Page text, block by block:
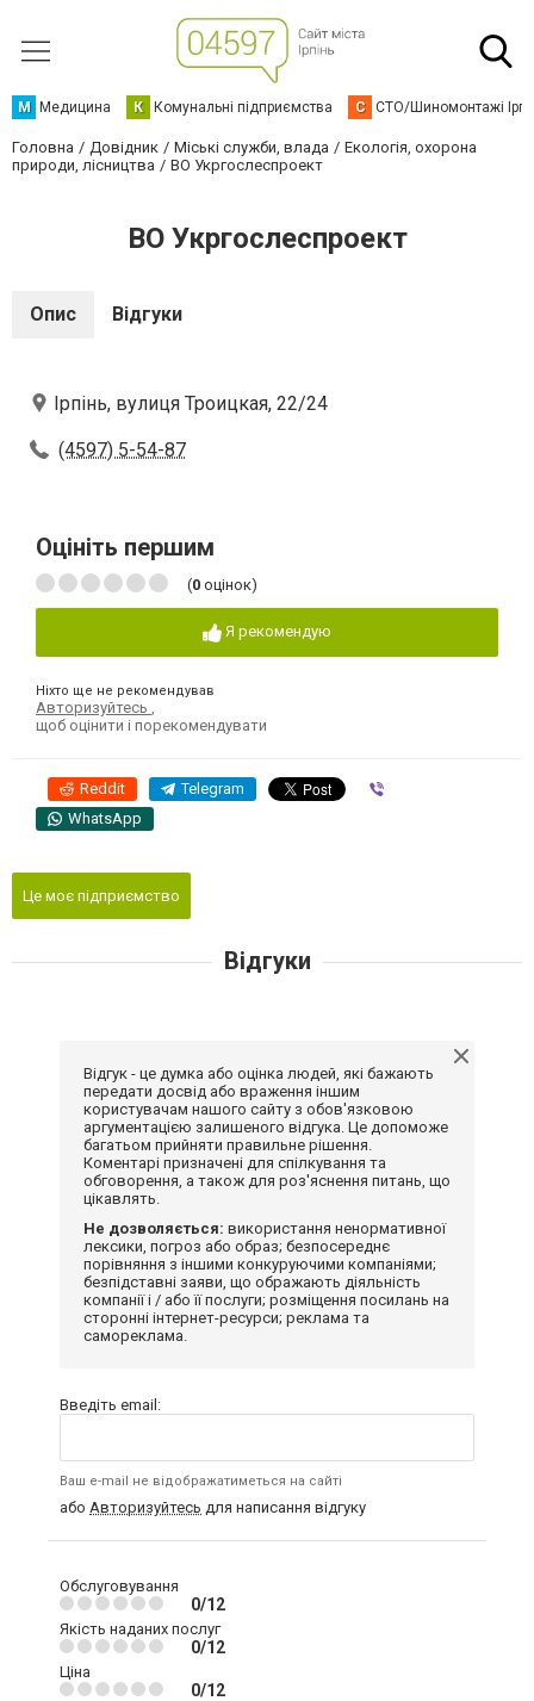
М Медицина К Комунальні підприємства С СТО/Шиномонтажі
Головна Довідник Міські служби, влада
Екологія, охорона
природи, лісництва
ВО Укргослеспроект
ВО Укргослеспроект
Опис Відгуки
Ірпінь, вулиця Троицкая, 22/24
(4597) 5-54-87
Оцініть першим
(0 оцінок)
Я рекомендую
Ніхто ще не рекомендував
Авторизуйтесь
щоб оцінити і порекомендувати
Reddit Telegram
WhatsApp
Це моє підприємство
Відгуки
Відгук - це думка або оцінка людей, які бажають
передати досвід або враження іншим
користувачам нашого сайту з обов'язковою
аргументацією залишеного відгука. Це допоможе
багатьом прийняти правильне рішення.
Коментарі призначені для спілкування та
обговорення, а також для роз'яснення питань, що
цікавлять.
Не дозволяється: використання ненормативної
лексики, погроз або образ; безпосереднє
порівняння з іншими конкуруючими компаніями;
безпідставні заяви, що ображають діяльність
компанії і / або її послуги; розміщення посилань на
сторонні інтернет-ресурси; реклама та
самореклама.
Введіть email:
Ваш e-mail не відображатиметься на сайті
або Авторизуйтесь для написання відгуку
Обслуговування
0/12
Якість наданих послуг
0/12
Ціна
0/12